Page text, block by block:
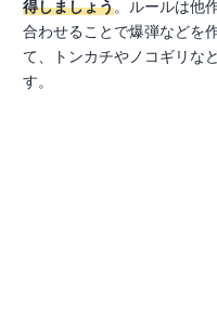
得しましょう。ルールは他
合わせることで爆弾などを
て、トンカチやノコギリな
す。